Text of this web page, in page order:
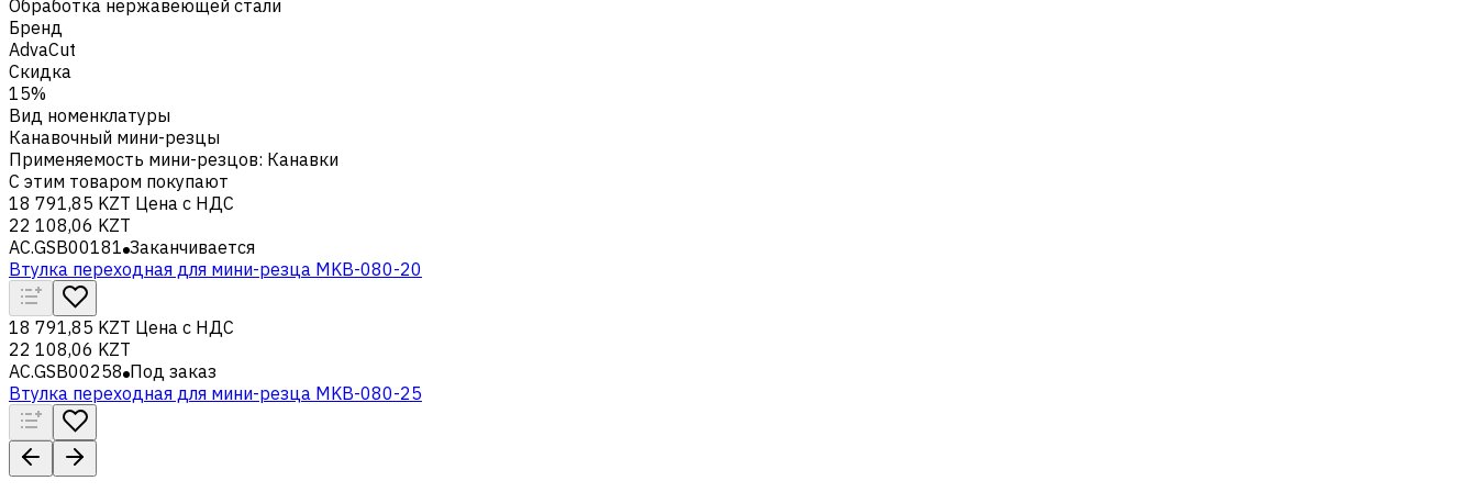
Обработка нержавеющей стали
Бренд
AdvaCut
Скидка
15%
Вид номенклатуры
Канавочный мини-резцы
Применяемость мини-резцов: Канавки
С этим товаром покупают
18 791,85 KZT Цена с НДС
22 108,06 KZT
AC.GSB00181 Заканчивается
Втулка переходная для мини-резца MKB-080-20
18 791,85 KZT Цена с НДС
22 108,06 KZT
AC.GSB00258 Под заказ
Втулка переходная для мини-резца MKB-080-25